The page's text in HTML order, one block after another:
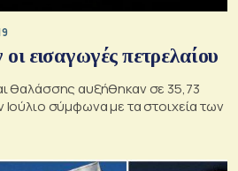
εισαγωγές πετρελαίου
θαλάσσης αυξήθηκαν σε 35,73
σύμφωνα με τα στοιχεία των